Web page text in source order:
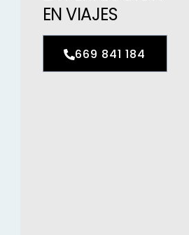
EN VIAJES
669 841 184